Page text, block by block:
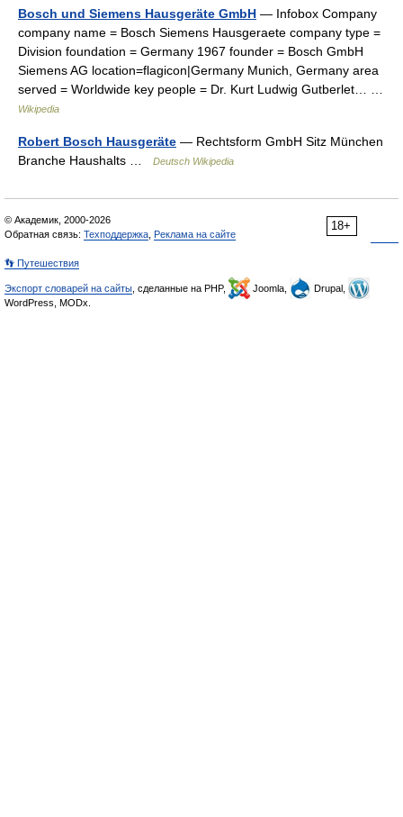
Bosch und Siemens Hausgeräte GmbH — Infobox Company
company name = Bosch Siemens Hausgeraete company type =
Division foundation = Germany 1967 founder = Bosch GmbH
Siemens AG location=flagicon|Germany Munich, Germany area
served = Worldwide key people = Dr. Kurt Ludwig Gutberlet… …
Wikipedia
Robert Bosch Hausgeräte — Rechtsform GmbH Sitz München
Branche Haushalts …
Deutsch Wikipedia
18+
© Академик, 2000-2026
Обратная связь: Техподдержка Реклама на сайте
👣 Путешествия
Экспорт словарей на сайты , сделанные на PHP, Joomla,
Drupal,
WordPress, MODx.